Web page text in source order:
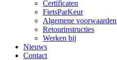
Certificaten
FietsParKeur
Algemene voorwaarden
Retourinstructies
Werken bij
Nieuws
Contact